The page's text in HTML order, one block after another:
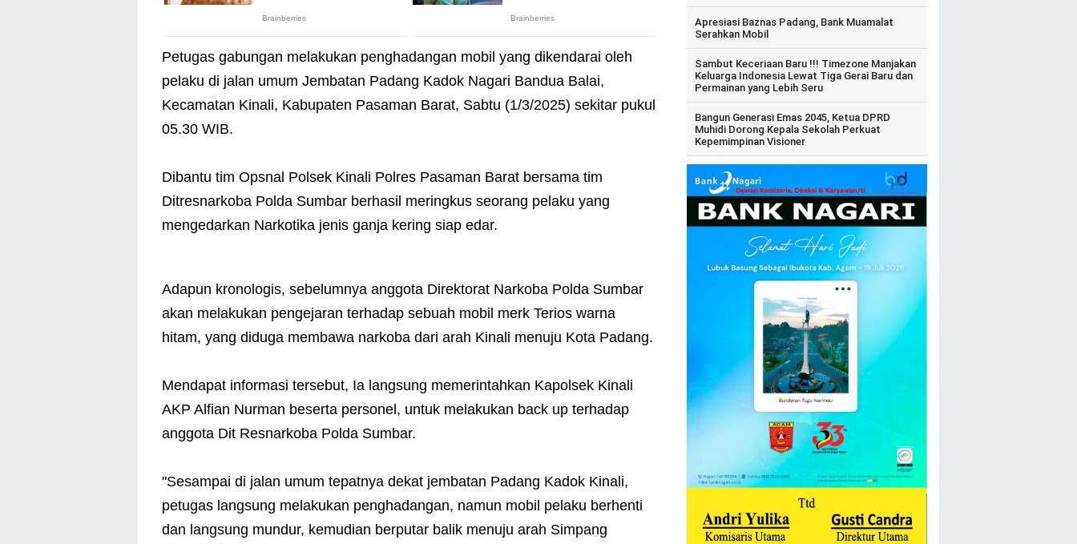
Petugas gabungan melakukan penghadangan mobil yang dikendarai oleh
pelaku di jalan umum Jembatan Padang Kadok Nagari Bandua Balai,
Kecamatan Kinali, Kabupaten Pasaman Barat, Sabtu (1/3/2025) sekitar pukul
05.30 WIB.
Dibantu tim Opsnal Polsek Kinali Polres Pasaman Barat bersama tim
Ditresnarkoba Polda Sumbar berhasil meringkus seorang pelaku yang
mengedarkan Narkotika jenis ganja kering siap edar.
Adapun kronologis, sebelumnya anggota Direktorat Narkoba Polda Sumbar
akan melakukan pengejaran terhadap sebuah mobil merk Terios warna
hitam, yang diduga membawa narkoba dari arah Kinali menuju Kota Padang.
Mendapat informasi tersebut, Ia langsung memerintahkan Kapolsek Kinali
AKP Alfian Nurman beserta personel, untuk melakukan back up terhadap
anggota Dit Resnarkoba Polda Sumbar.
"Sesampai di jalan umum tepatnya dekat jembatan Padang Kadok Kinali,
petugas langsung melakukan penghadangan, namun mobil pelaku berhenti
dan langsung mundur, kemudian berputar balik menuju arah Simpang
Apresiasi Baznas Padang, Bank Muamalat
Serahkan Mobil
Sambut Keceriaan Baru !!! Timezone Manjakan
Keluarga Indonesia Lewat Tiga Gerai Baru dan
Permainan yang Lebih Seru
Bangun Generasi Emas 2045, Ketua DPRD
Muhidi Dorong Kepala Sekolah Perkuat
Kepemimpinan Visioner